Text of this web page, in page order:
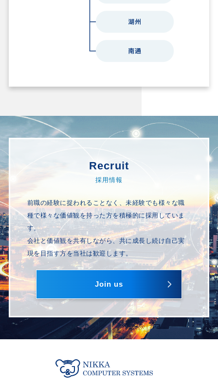
Recruit
採用情報
前職の経験に捉われることなく、未経験でも様々な職
種で様々な価値観を持った方を積極的に採用していま
す。
会社と価値観を共有しながら、共に成長し続け自己実
現を目指す方を当社は歓迎します。
Join us